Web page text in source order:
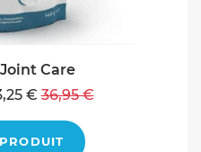
Care
€36,95 €